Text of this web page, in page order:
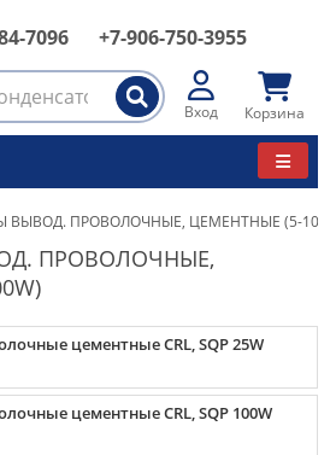
7096 +7-906-750-3955
Вход Корзина
ВЫВОД. ПРОВОЛОЧНЫЕ, ЦЕМЕНТНЫЕ (5-
ПРОВОЛОЧНЫЕ,
цементные CRL, SQP 25W
цементные CRL, SQP 100W